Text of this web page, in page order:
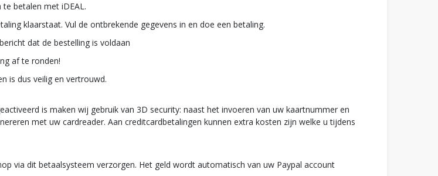
betalen met iDEAL.
klaarstaat. Vul de ontbrekende gegevens in en doe een betaling.
dat de bestelling is voldaan
af te ronden!
is dus veilig en vertrouwd.
is maken wij gebruik van 3D security: naast het invoeren van uw kaartnummer en
met uw cardreader. Aan creditcardbetalingen kunnen extra kosten zijn welke u tijdens
via dit betaalsysteem verzorgen. Het geld wordt automatisch van uw Paypal account